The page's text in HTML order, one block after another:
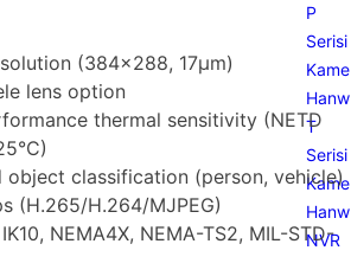
P
Serisi
T
Serisi
NVR
(384×288, 17μm)
lens option
thermal sensitivity (NETD
object classification (person, vehicle)
(H.265/H.264/MJPEG)
NEMA4X, NEMA-TS2, MIL-STD-